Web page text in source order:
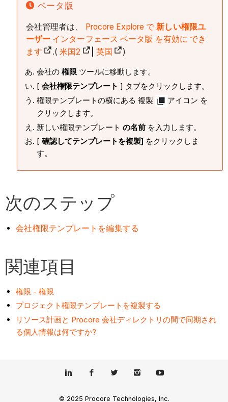
ベータ版
会社管理者は、 Procore Explore で新しい権限ユ
ーザー インターフェース ベータ版 を有効に でき
ます
.( 米国2 英国 )
会社の権限 ツールに移動します。
[会社権限テンプレート ] タブをクリックします。
権限テンプレートの横にある 複製
アイコン を
クリックします。
新しい権限テンプレートの名前 を入力します。
[確認してテンプレートを複製] をクリックしま
す。
次のステップ
会社権限テンプレートを編集する
関連項目
権限 - 権限
プロジェクト権限テンプレートを複製する
リソース計画と Procore 会社ディレクトリの間で同期され
る個人情報は何ですか?
© 2025 Procore Technologies, Inc.